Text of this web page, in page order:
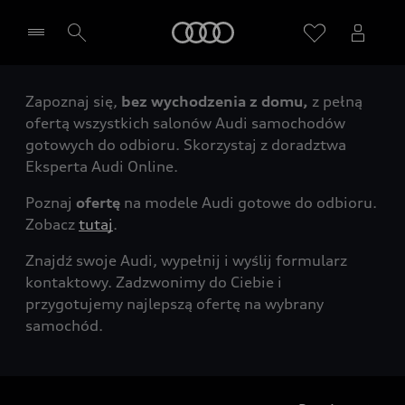
Wybierz Twojego Partnera Audi
Zapoznaj się, bez wychodzenia z domu, z pełną
ofertą wszystkich salonów Audi samochodów
gotowych do odbioru. Skorzystaj z doradztwa
Eksperta Audi Online.
Poznaj ofertę na modele Audi gotowe do odbioru.
Zobacz tutaj.
Znajdź swoje Audi, wypełnij i wyślij formularz
kontaktowy. Zadzwonimy do Ciebie i
przygotujemy najlepszą ofertę na wybrany
samochód.